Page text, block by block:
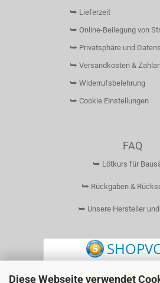
Diese Webseite verwendet
⮩ Lieferzeit
⮩ Online-Beilegung von
⮩ Privatsphäre und
⮩ Versandkosten &
⮩ Widerrufsbelehrung
⮩ Cookie Einstellungen
FAQ
⮩ Lötkurs für
⮩ Rückgaben &
⮩ Unsere Hersteller